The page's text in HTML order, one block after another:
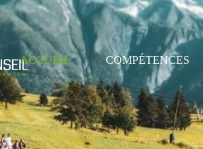
ACCUEIL COMPÉTENCES